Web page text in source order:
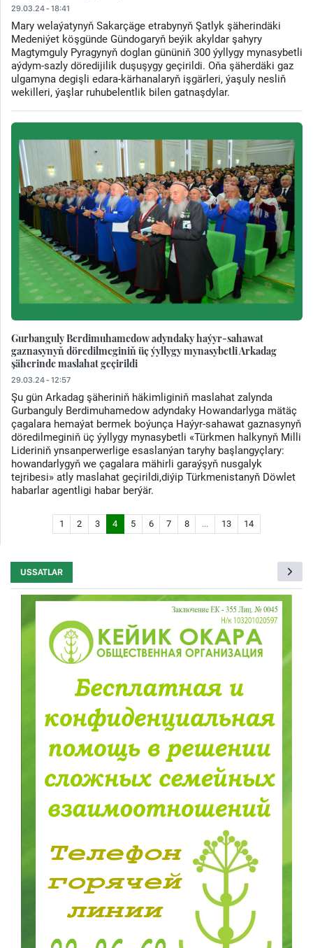
29.03.24 - 18:41
Mary welaýatynyň Sakarçäge etrabynyň Şatlyk şäherindäki
Medeniýet köşgünde Gündogaryň beýik akyldar şahyry
Magtymguly Pyragynyň doglan gününiň 300 ýyllygy mynasybetli
aýdym-sazly döredijilik duşuşygy geçirildi. Oňa şäherdäki gaz
ulgamyna degişli edara-kärhanalaryň işgärleri, ýaşuly nesliň
wekilleri, ýaşlar ruhubelentlik bilen gatnaşdylar.
Gurbanguly Berdimuhamedow adyndaky haýyr-sahawat
gaznasynyň döredilmeginiň üç ýyllygy mynasybetli Arkadag
şäherinde maslahat geçirildi
29.03.24 - 12:57
Şu gün Arkadag şäheriniň häkimliginiň maslahat zalynda
Gurbanguly Berdimuhamedow adyndaky Howandarlyga mätäç
çagalara hemaýat bermek boýunça Haýyr-sahawat gaznasynyň
döredilmeginiň üç ýyllygy mynasybetli «Türkmen halkynyň Milli
Lideriniň ynsanperwerlige esaslanýan taryhy başlangyçlary:
howandarlygyň we çagalara mähirli garaýşyň nusgalyk
tejribesi» atly maslahat geçirildi,diýip Türkmenistanyň Döwlet
habarlar agentligi habar berýär.
1 2 3 4 5 6 7 8 ... 13 14
USSATLAR